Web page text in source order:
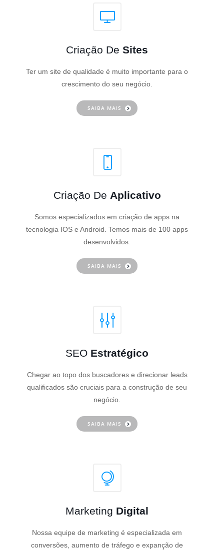
Criação De Sites
Ter um site de qualidade é muito importante para o
crescimento do seu negócio.
SAIBA MAIS
Criação De Aplicativo
Somos especializados em criação de apps na
tecnologia IOS e Android. Temos mais de 100 apps
desenvolvidos.
SAIBA MAIS
SEO Estratégico
Chegar ao topo dos buscadores e direcionar leads
qualificados são cruciais para a construção de seu
negócio.
SAIBA MAIS
Marketing Digital
Nossa equipe de marketing é especializada em
conversões, aumento de tráfego e expanção de